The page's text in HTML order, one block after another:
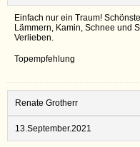
Einfach nur ein Traum!
Lämmern, Kamin, Schnee und
Verlieben.
Topempfehlung
Renate Grotherr
13.September.2021